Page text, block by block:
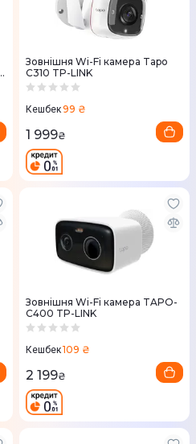
Зовнішня Wi-Fi камера Tapo
C310 TP-LINK
Кешбек99 ₴
1 999₴
Зовнішня Wi-Fi камера TAPO-
C400 TP-LINK
Кешбек109 ₴
2 199₴